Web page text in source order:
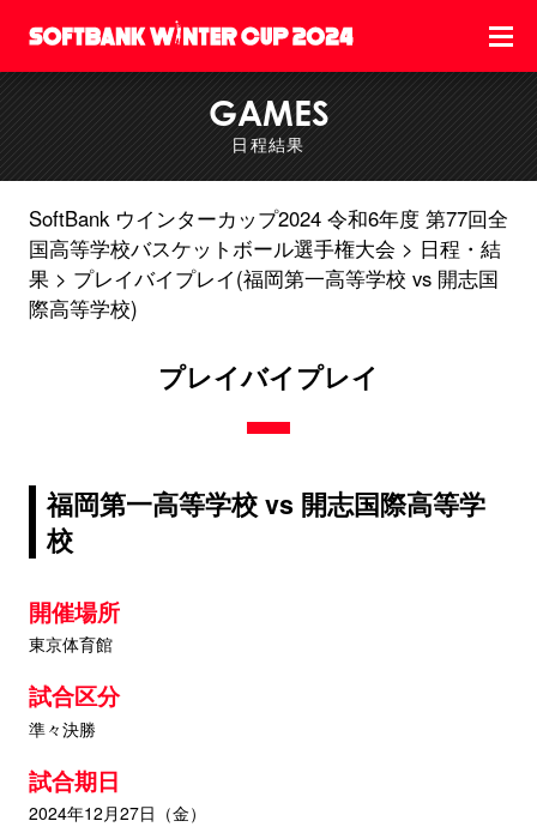
GAMES
日程結果
SoftBank ウインターカップ2024 令和6年度 第77回全
国高等学校バスケットボール選手権大会
日程・結
果
プレイバイプレイ(福岡第一高等学校 vs 開志国
際高等学校)
プレイバイプレイ
福岡第一高等学校 vs 開志国際高等学
校
開催場所
東京体育館
試合区分
準々決勝
試合期日
2024年12月27日（金）